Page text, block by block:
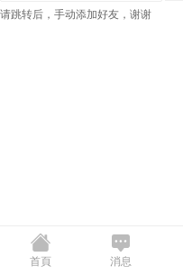
请跳转后，手动添加好友，谢谢
首頁 消息